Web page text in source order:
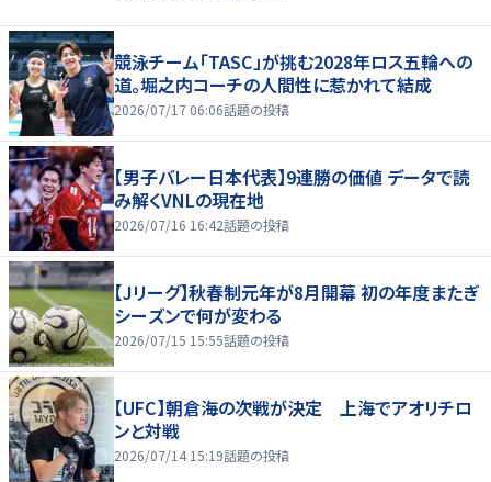
競泳チーム「TASC」が挑む2028年ロス五輪への
道。堀之内コーチの人間性に惹かれて結成
2026/07/17 06:06話題の投稿
【男子バレー日本代表】9連勝の価値 データで読
み解くVNLの現在地
2026/07/16 16:42話題の投稿
【Jリーグ】秋春制元年が8月開幕 初の年度またぎ
シーズンで何が変わる
2026/07/15 15:55話題の投稿
【UFC】朝倉海の次戦が決定 上海でアオリチロ
ンと対戦
2026/07/14 15:19話題の投稿